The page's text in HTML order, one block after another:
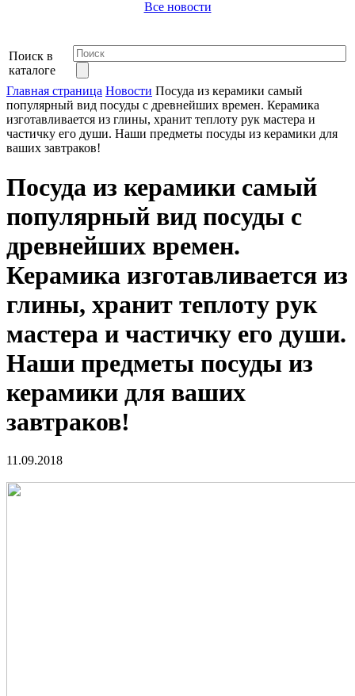
Все новости
Поиск в
каталоге
Главная страница Новости Посуда из керамики самый
популярный вид посуды с древнейших времен. Керамика
изготавливается из глины, хранит теплоту рук мастера и
частичку его души. Наши предметы посуды из керамики для
ваших завтраков!
Посуда из керамики самый
популярный вид посуды с
древнейших времен.
Керамика изготавливается из
глины, хранит теплоту рук
мастера и частичку его души.
Наши предметы посуды из
керамики для ваших
завтраков!
11.09.2018